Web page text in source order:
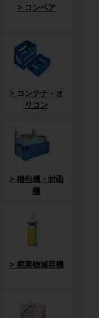
コンベア
コンテナ・オ
リコン
梱包機・封函
機
廃棄物減容機